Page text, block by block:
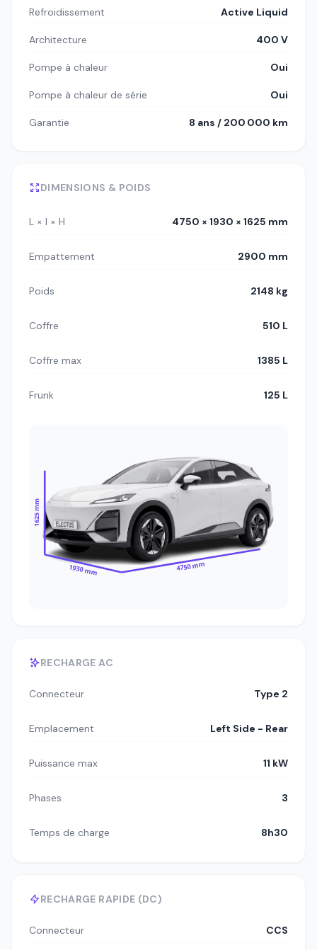
Refroidissement Active Liquid
Architecture 400 V
Pompe à chaleur Oui
Pompe à chaleur de série Oui
Garantie 8 ans / 200 000 km
DIMENSIONS & POIDS
L × l × H 4750 × 1930 × 1625 mm
Empattement 2900 mm
Poids 2148 kg
Coffre 510 L
Coffre max 1385 L
Frunk 125 L
1625 mm
1930 mm 4750 mm
RECHARGE AC
Connecteur Type 2
Emplacement Left Side - Rear
Puissance max 11 kW
Phases 3
Temps de charge 8h30
RECHARGE RAPIDE (DC)
Connecteur CCS